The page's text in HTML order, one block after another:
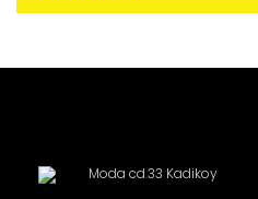
Moda cd.33 Kadikoy